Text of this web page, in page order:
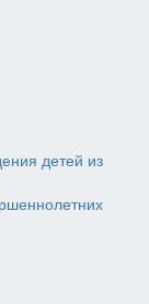
детей из